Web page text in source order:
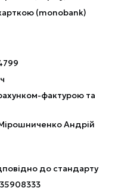
(monobank)
фактурою та
Андрій
до стандарту